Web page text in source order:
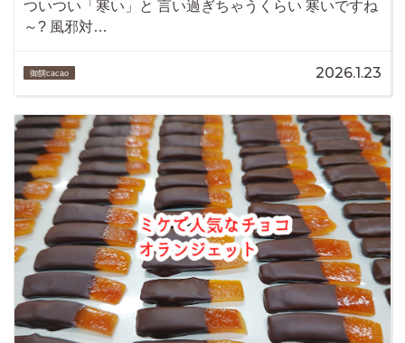
ついつい「寒い」と 言い過ぎちゃうくらい 寒いですね
～? 風邪対…
御饌cacao 2026.1.23